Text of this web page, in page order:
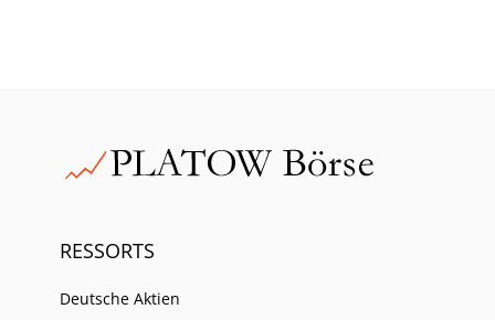
RESSORTS
Deutsche Aktien